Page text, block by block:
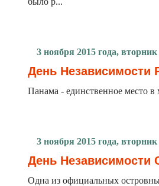
3 ноября 2015 года, вторник
День Независимости
Панама - единственное место в
3 ноября 2015 года, вторник
День Независимости
Одна из официальных